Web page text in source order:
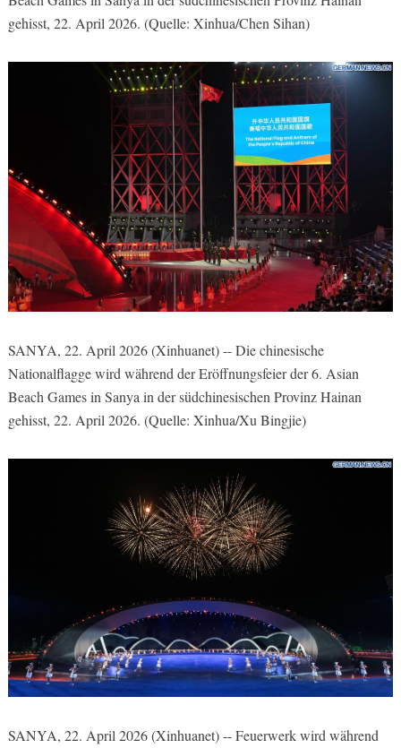
gehisst, 22. April 2026. (Quelle: Xinhua/Chen Sihan)
SANYA, 22. April 2026 (Xinhuanet) -- Die chinesische
Nationalflagge wird während der Eröffnungsfeier der 6. Asian
Beach Games in Sanya in der südchinesischen Provinz Hainan
gehisst, 22. April 2026. (Quelle: Xinhua/Xu Bingjie)
SANYA, 22. April 2026 (Xinhuanet) -- Feuerwerk wird während